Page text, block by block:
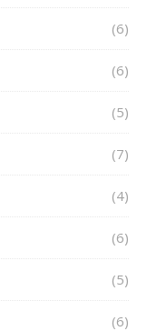
(6)
(6)
(5)
(7)
(4)
(6)
(5)
(6)